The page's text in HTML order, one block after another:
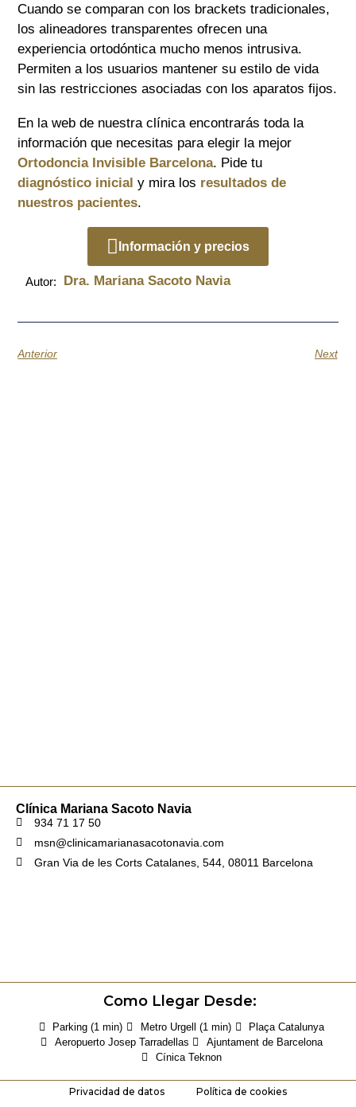
Cuando se comparan con los brackets tradicionales,
los alineadores transparentes ofrecen una
experiencia ortodóntica mucho menos intrusiva.
Permiten a los usuarios mantener su estilo de vida
sin las restricciones asociadas con los aparatos fijos.
En la web de nuestra clínica encontrarás toda la
información que necesitas para elegir la mejor
Ortodoncia Invisible Barcelona. Pide tu
diagnóstico inicial y mira los resultados de
nuestros pacientes.
Información y precios
Autor: Dra. Mariana Sacoto Navia
Anterior Next
Clínica Mariana Sacoto Navia
934 71 17 50
msn@clinicamarianasacotonavia.com
Gran Via de les Corts Catalanes, 544, 08011 Barcelona
Como Llegar Desde:
Parking (1 min) Metro Urgell (1 min)
Plaça Catalunya
Aeropuerto Josep Tarradellas
Ajuntament de Barcelona
Cínica Teknon
Privacidad de datos Política de cookies